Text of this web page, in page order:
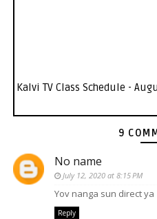
Kalvi TV Class Schedule -
9
No name
July 12, 2020 at 8:15 PM
Yov nanga sun direct ya
Reply